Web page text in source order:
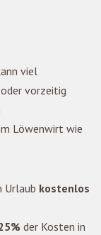
viel
vorzeitig
Löwenwirt wie
Urlaub kostenlos
der Kosten in